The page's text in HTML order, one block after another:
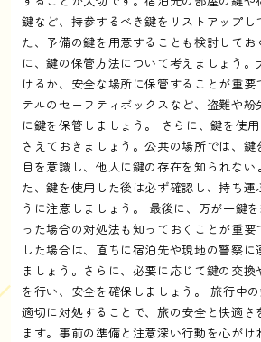
鍵など、持参するべき鍵をリストアップし
た、予備の鍵を用意することも検討して
に、鍵の保管方法について考えましょう
けるか、安全な場所に保管することが重
テルのセーフティボックスなど、盗難や
に鍵を保管しましょう。 さらに、鍵を使
さえておきましょう。公共の場所では、鍵
目を意識し、他人に鍵の存在を知られない
た、鍵を使用した後は必ず確認し、持ち運
うに注意しましょう。 最後に、万が一鍵
った場合の対処法も知っておくことが重要
した場合は、直ちに宿泊先や現地の警察
ましょう。さらに、必要に応じて鍵の交
を行い、安全を確保しましょう。 旅行中の
適切に対処することで、旅の安全と快適さ
ます。事前の準備と注意深い行動を心が